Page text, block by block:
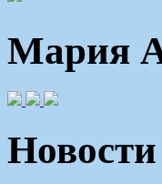
Мария
Новости